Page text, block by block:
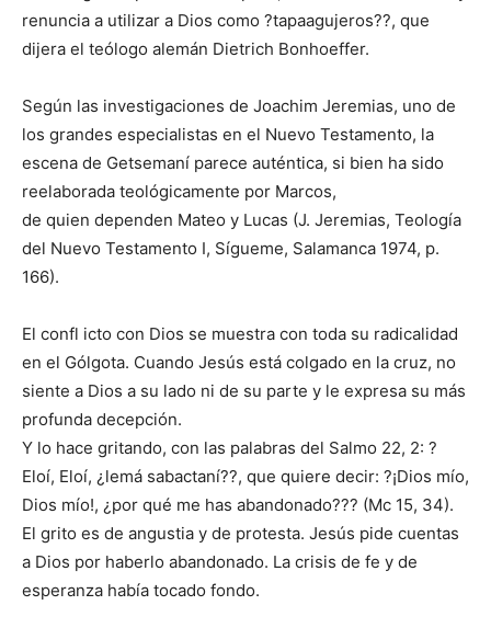
renuncia a utilizar a Dios como ?tapaagujeros??, que
dijera el teólogo alemán Dietrich Bonhoeffer.
Según las investigaciones de Joachim Jeremias, uno de
los grandes especialistas en el Nuevo Testamento, la
escena de Getsemaní parece auténtica, si bien ha sido
reelaborada teológicamente por Marcos,
de quien dependen Mateo y Lucas (J. Jeremias, Teología
del Nuevo Testamento I, Sígueme, Salamanca 1974, p.
166).
El confl icto con Dios se muestra con toda su radicalidad
en el Gólgota. Cuando Jesús está colgado en la cruz, no
siente a Dios a su lado ni de su parte y le expresa su más
profunda decepción.
Y lo hace gritando, con las palabras del Salmo 22, 2: ?
Eloí, Eloí, ¿lemá sabactaní??, que quiere decir: ?¡Dios mío,
Dios mío!, ¿por qué me has abandonado??? (Mc 15, 34).
El grito es de angustia y de protesta. Jesús pide cuentas
a Dios por haberlo abandonado. La crisis de fe y de
esperanza había tocado fondo.